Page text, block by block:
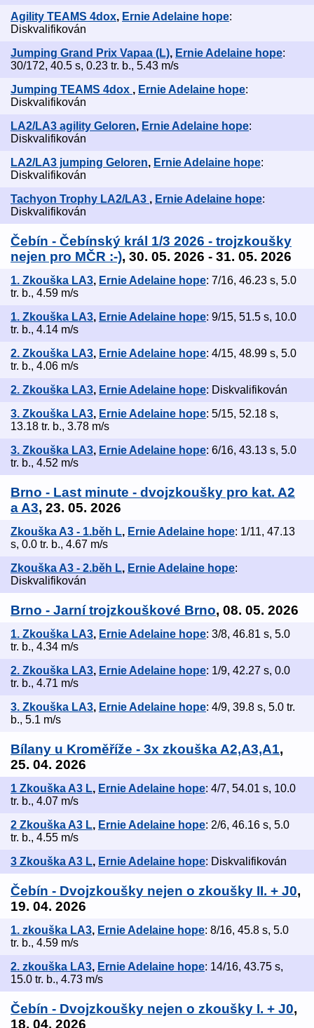
Agility TEAMS 4dox, Ernie Adelaine hope:
Diskvalifikován
Jumping Grand Prix Vapaa (L), Ernie Adelaine hope:
30/172, 40.5 s, 0.23 tr. b., 5.43 m/s
Jumping TEAMS 4dox , Ernie Adelaine hope:
Diskvalifikován
LA2/LA3 agility Geloren, Ernie Adelaine hope:
Diskvalifikován
LA2/LA3 jumping Geloren, Ernie Adelaine hope:
Diskvalifikován
Tachyon Trophy LA2/LA3 , Ernie Adelaine hope:
Diskvalifikován
Čebín - Čebínský král 1/3 2026 - trojzkoušky
nejen pro MČR :-), 30. 05. 2026 - 31. 05. 2026
1. Zkouška LA3, Ernie Adelaine hope: 7/16, 46.23 s, 5.0
tr. b., 4.59 m/s
1. Zkouška LA3, Ernie Adelaine hope: 9/15, 51.5 s, 10.0
tr. b., 4.14 m/s
2. Zkouška LA3, Ernie Adelaine hope: 4/15, 48.99 s, 5.0
tr. b., 4.06 m/s
2. Zkouška LA3, Ernie Adelaine hope: Diskvalifikován
3. Zkouška LA3, Ernie Adelaine hope: 5/15, 52.18 s,
13.18 tr. b., 3.78 m/s
3. Zkouška LA3, Ernie Adelaine hope: 6/16, 43.13 s, 5.0
tr. b., 4.52 m/s
Brno - Last minute - dvojzkoušky pro kat. A2
a A3, 23. 05. 2026
Zkouška A3 - 1.běh L, Ernie Adelaine hope: 1/11, 47.13
s, 0.0 tr. b., 4.67 m/s
Zkouška A3 - 2.běh L, Ernie Adelaine hope:
Diskvalifikován
Brno - Jarní trojzkouškové Brno, 08. 05. 2026
1. Zkouška LA3, Ernie Adelaine hope: 3/8, 46.81 s, 5.0
tr. b., 4.34 m/s
2. Zkouška LA3, Ernie Adelaine hope: 1/9, 42.27 s, 0.0
tr. b., 4.71 m/s
3. Zkouška LA3, Ernie Adelaine hope: 4/9, 39.8 s, 5.0 tr.
b., 5.1 m/s
Bílany u Kroměříže - 3x zkouška A2,A3,A1,
25. 04. 2026
1 Zkouška A3 L, Ernie Adelaine hope: 4/7, 54.01 s, 10.0
tr. b., 4.07 m/s
2 Zkouška A3 L, Ernie Adelaine hope: 2/6, 46.16 s, 5.0
tr. b., 4.55 m/s
3 Zkouška A3 L, Ernie Adelaine hope: Diskvalifikován
Čebín - Dvojzkoušky nejen o zkoušky II. + J0,
19. 04. 2026
1. zkouška LA3, Ernie Adelaine hope: 8/16, 45.8 s, 5.0
tr. b., 4.59 m/s
2. zkouška LA3, Ernie Adelaine hope: 14/16, 43.75 s,
15.0 tr. b., 4.73 m/s
Čebín - Dvojzkoušky nejen o zkoušky I. + J0,
18. 04. 2026